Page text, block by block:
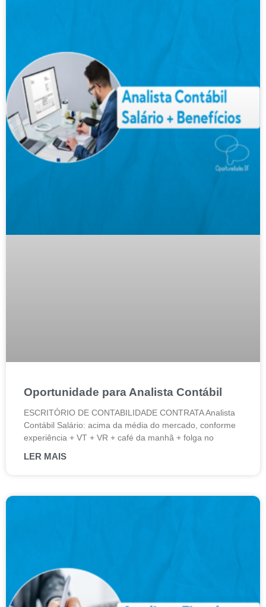
Oportunidade para Analista Contábil
ESCRITÓRIO DE CONTABILIDADE CONTRATA Analista
Contábil Salário: acima da média do mercado, conforme
experiência + VT + VR + café da manhã + folga no
LER MAIS